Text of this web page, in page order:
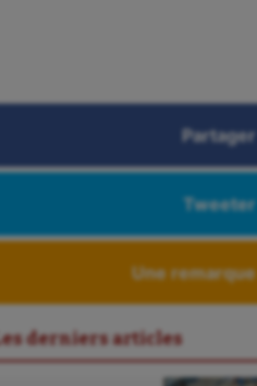
Partager
Tweeter
Une remarque
derniers articles